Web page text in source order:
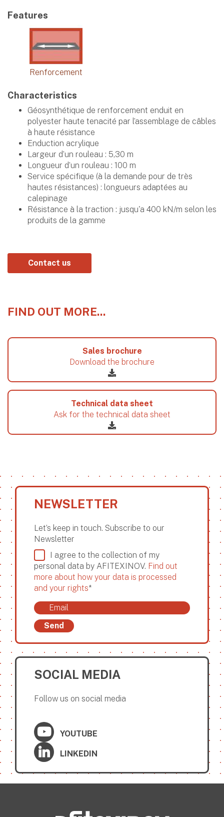
Features
Renforcement
Characteristics
Géosynthétique de renforcement enduit en
polyester haute tenacité par l’assemblage de câbles
à haute résistance
Enduction acrylique
Largeur d’un rouleau : 5,30 m
Longueur d’un rouleau : 100 m
Service spécifique (à la demande pour de très
hautes résistances) : longueurs adaptées au
calepinage
Résistance à la traction : jusqu'a 400 kN/m selon les
produits de la gamme
Contact us
FIND OUT MORE...
Sales brochure
Download the brochure
Technical data sheet
Ask for the technical data sheet
NEWSLETTER
Let’s keep in touch. Subscribe to our
Newsletter
I agree to the collection of my
personal data by AFITEXINOV. Find out
more about how your data is processed
and your rights*
Send
SOCIAL MEDIA
Follow us on social media
YOUTUBE
LINKEDIN